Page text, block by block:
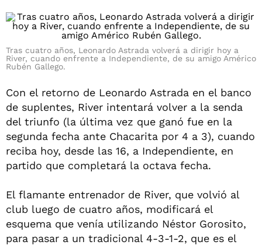
Tras cuatro años, Leonardo Astrada volverá a dirigir hoy a
River, cuando enfrente a Independiente, de su amigo Américo
Rubén Gallego.
Con el retorno de Leonardo Astrada en el banco
de suplentes, River intentará volver a la senda
del triunfo (la última vez que ganó fue en la
segunda fecha ante Chacarita por 4 a 3), cuando
reciba hoy, desde las 16, a Independiente, en
partido que completará la octava fecha.
El flamante entrenador de River, que volvió al
club luego de cuatro años, modificará el
esquema que venía utilizando Néstor Gorosito,
para pasar a un tradicional 4-3-1-2, que es el